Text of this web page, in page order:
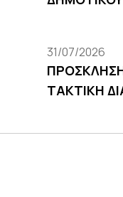
31/07/2026
ΤΑΚΤΙΚΗ